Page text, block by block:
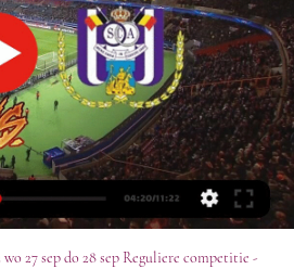
wo 27 sep do 28 sep Reguliere competitie -